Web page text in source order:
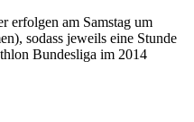
erfolgen am Samstag um
sodass jeweils eine Stunde
Bundesliga im 2014